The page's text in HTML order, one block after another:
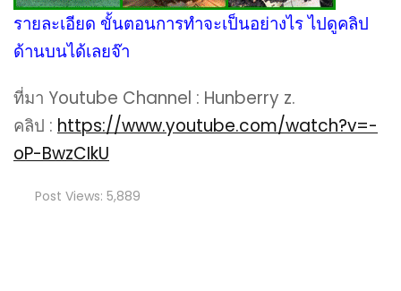
รายละเอียด ขั้นตอนการทำจะเป็นอย่างไร ไปดูคลิป
ด้านบนได้เลยจ๊า
ที่มา Youtube Channel : Hunberry z.
คลิป : https://www.youtube.com/watch?v=-
oP-BwzCIkU
Post Views: 5,889